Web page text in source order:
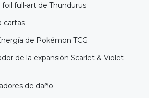
foil full-art de Thundurus
cartas
de Pokémon TCG
de la expansión Scarlet & Violet—
de daño